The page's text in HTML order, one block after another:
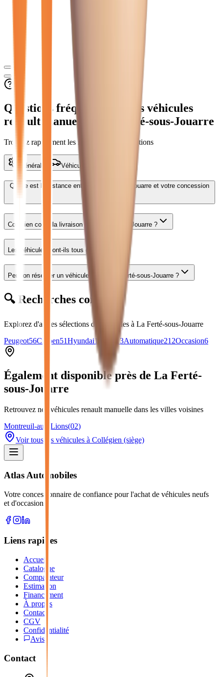
Questions fréquentes sur les véhicules
renault manuelle
à La Ferté-sous-Jouarre
Trouvez rapidement les réponses à vos questions
Général Véhicules
Quelle est la distance entre La Ferté-sous-Jouarre et votre concession
Combien coûte la livraison à La Ferté-sous-Jouarre ?
Les véhicules sont-ils tous garantis ?
Peut-on réserver un véhicule depuis La Ferté-sous-Jouarre ?
🔍 Recherches connexes
Explorez d'autres sélections de véhicules à La Ferté-sous-Jouarre
Peugeot56Citroen51Hyundai16 13Automatique212Occasion6
Également disponible près de La Ferté-
sous-Jouarre
Retrouvez nos véhicules renault manuelle dans les villes voisines
Montreuil-aux-Lions(02)
Voir tous les véhicules à Collégien (siège)
Atlas Automobiles
Votre concessionnaire de confiance pour l'achat de véhicules neufs
et d'occasion.
Liens rapides
Accueil
Catalogue
Comparateur
Estimation
Financement
À propos
Contact
CGV
Confidentialité
Avis
Contact